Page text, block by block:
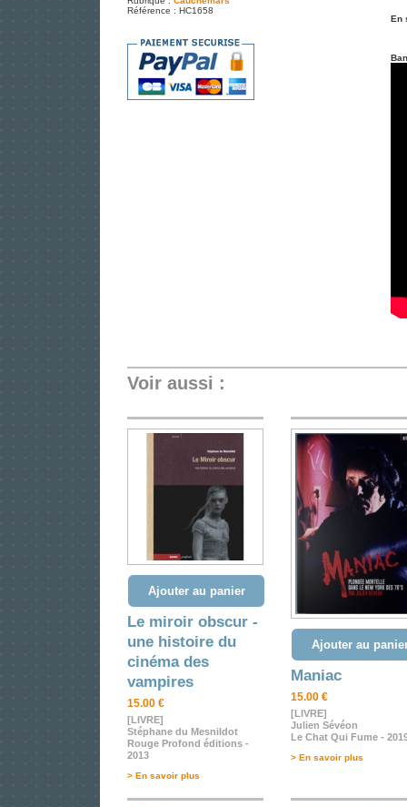
Référence : HC1658
En
Voir aussi :
Ajouter au panier
Le miroir obscur -
une histoire du
cinéma des
vampires
15.00 €
[LIVRE]
Stéphane du Mesnildot
Rouge Profond éditions -
2013
> En savoir plus
Ajouter au
Maniac
15.00 €
[LIVRE]
Julien Sévéon
Le Chat Qui Fume -
> En savoir plus